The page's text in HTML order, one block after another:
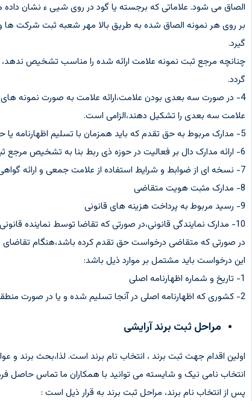
الصاق می شود. علاماتی که برجسته یا گود در روی شیی ء نشان داده
بر روی هر نمونه الصاق شده به طریق بالا مهر شعبه ثبت شرکت
گیرد.
چنانچه مرجع ثبت نمونه علامت ارائه شده را مناسب تشخیص
گردد.
4- در صورت سه بعدی بودن علامت،ارائه علامت به صورت نمونه
علامت سه بعدی را تشکیل دهند،الزامی است.
5- مدارک مربوط به حق تقدم که باید همزمان با تسلیم اظهارنامه یا حداکثر ظرف 15 روز از آن تاریخ تسلیم شود.
6- ارائه مدارک دال بر فعالیت در حوزه ذی ربط بنا به تشخیص مرجع ثبت.
7- نسخه ای از ضوابط و شرایط استفاده از علامت جمعی و ارائه گواهی مقام صلاحیتدار،اتحادیه یا دستگاه مرتبط،در صورتی که ثبت علامت جمعی مورد درخواست باشد.
8- مدارک مثبت هویت متقاضی
9- رسید مربوط به پرداخت هزینه های قانونی
10- مدارک نمایندگی قانونی،در صورتی که تقاضا توسط نماینده قانونی به عمل آید.
در صورتی که متقاضی درخواست حق تقدم کرده باشد،هنگام تقاضای
این درخواست باید مشتمل بر موارد ذیل باشد:
1- تاریخ و شماره اظهارنامه اصلی
2- کشوری که اظهارنامه اصلی در آنجا تسلیم شده و یا در صورت منطقه ای یا بین المللی بودن اظهارنامه،اداره ای که اظهارنامه در آن جا تسلیم شده است.
مراحل ثبت برند آرایشی
اولین اقدام جهت ثبت برند ، انتخاب نام برند است. لذا،بحث
انتخاب نامی نیک و شایسته می توانید با همکاران ما تماس حاصل
پس از انتخاب نام برند، مراحل ثبت برند به قرار ذیل است :